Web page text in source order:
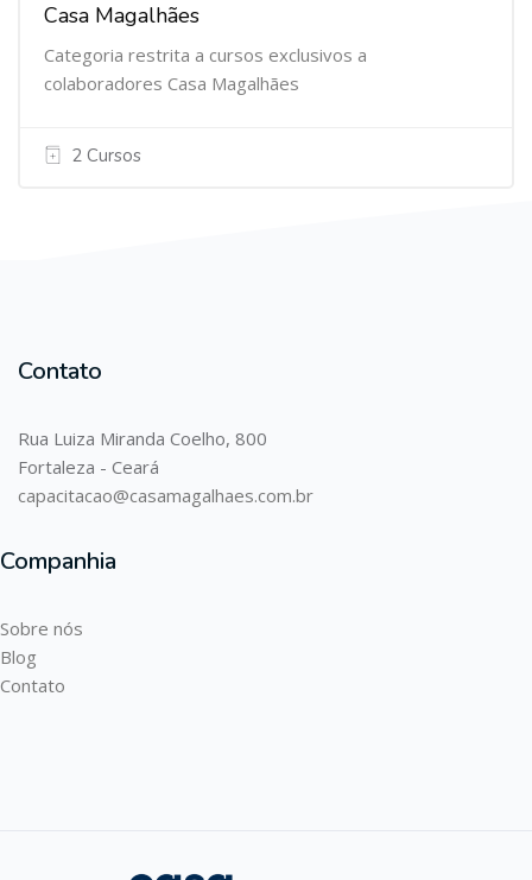
Casa Magalhães
Categoria restrita a cursos exclusivos a
colaboradores Casa Magalhães
2 Cursos
Contato
Rua Luiza Miranda Coelho, 800
Fortaleza - Ceará
capacitacao@casamagalhaes.com.br
Companhia
Sobre nós
Blog
Contato